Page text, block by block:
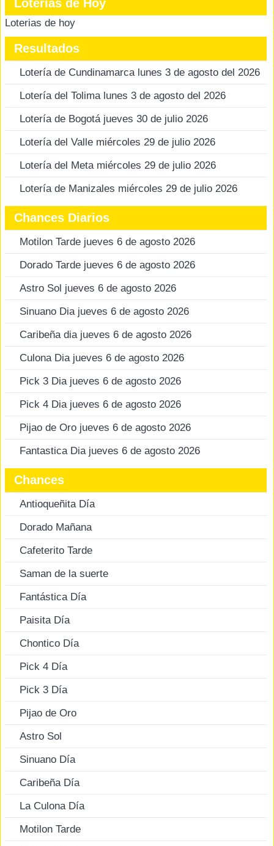
Loterias de Hoy
Loterias de hoy
Resultados
Lotería de Cundinamarca lunes 3 de agosto del 2026
Lotería del Tolima lunes 3 de agosto del 2026
Lotería de Bogotá jueves 30 de julio 2026
Lotería del Valle miércoles 29 de julio 2026
Lotería del Meta miércoles 29 de julio 2026
Lotería de Manizales miércoles 29 de julio 2026
Chances Diarios
Motilon Tarde jueves 6 de agosto 2026
Dorado Tarde jueves 6 de agosto 2026
Astro Sol jueves 6 de agosto 2026
Sinuano Dia jueves 6 de agosto 2026
Caribeña dia jueves 6 de agosto 2026
Culona Dia jueves 6 de agosto 2026
Pick 3 Dia jueves 6 de agosto 2026
Pick 4 Dia jueves 6 de agosto 2026
Pijao de Oro jueves 6 de agosto 2026
Fantastica Dia jueves 6 de agosto 2026
Chances
Antioqueñita Día
Dorado Mañana
Cafeterito Tarde
Saman de la suerte
Fantástica Día
Paisita Día
Chontico Día
Pick 4 Día
Pick 3 Día
Pijao de Oro
Astro Sol
Sinuano Día
Caribeña Día
La Culona Día
Motilon Tarde